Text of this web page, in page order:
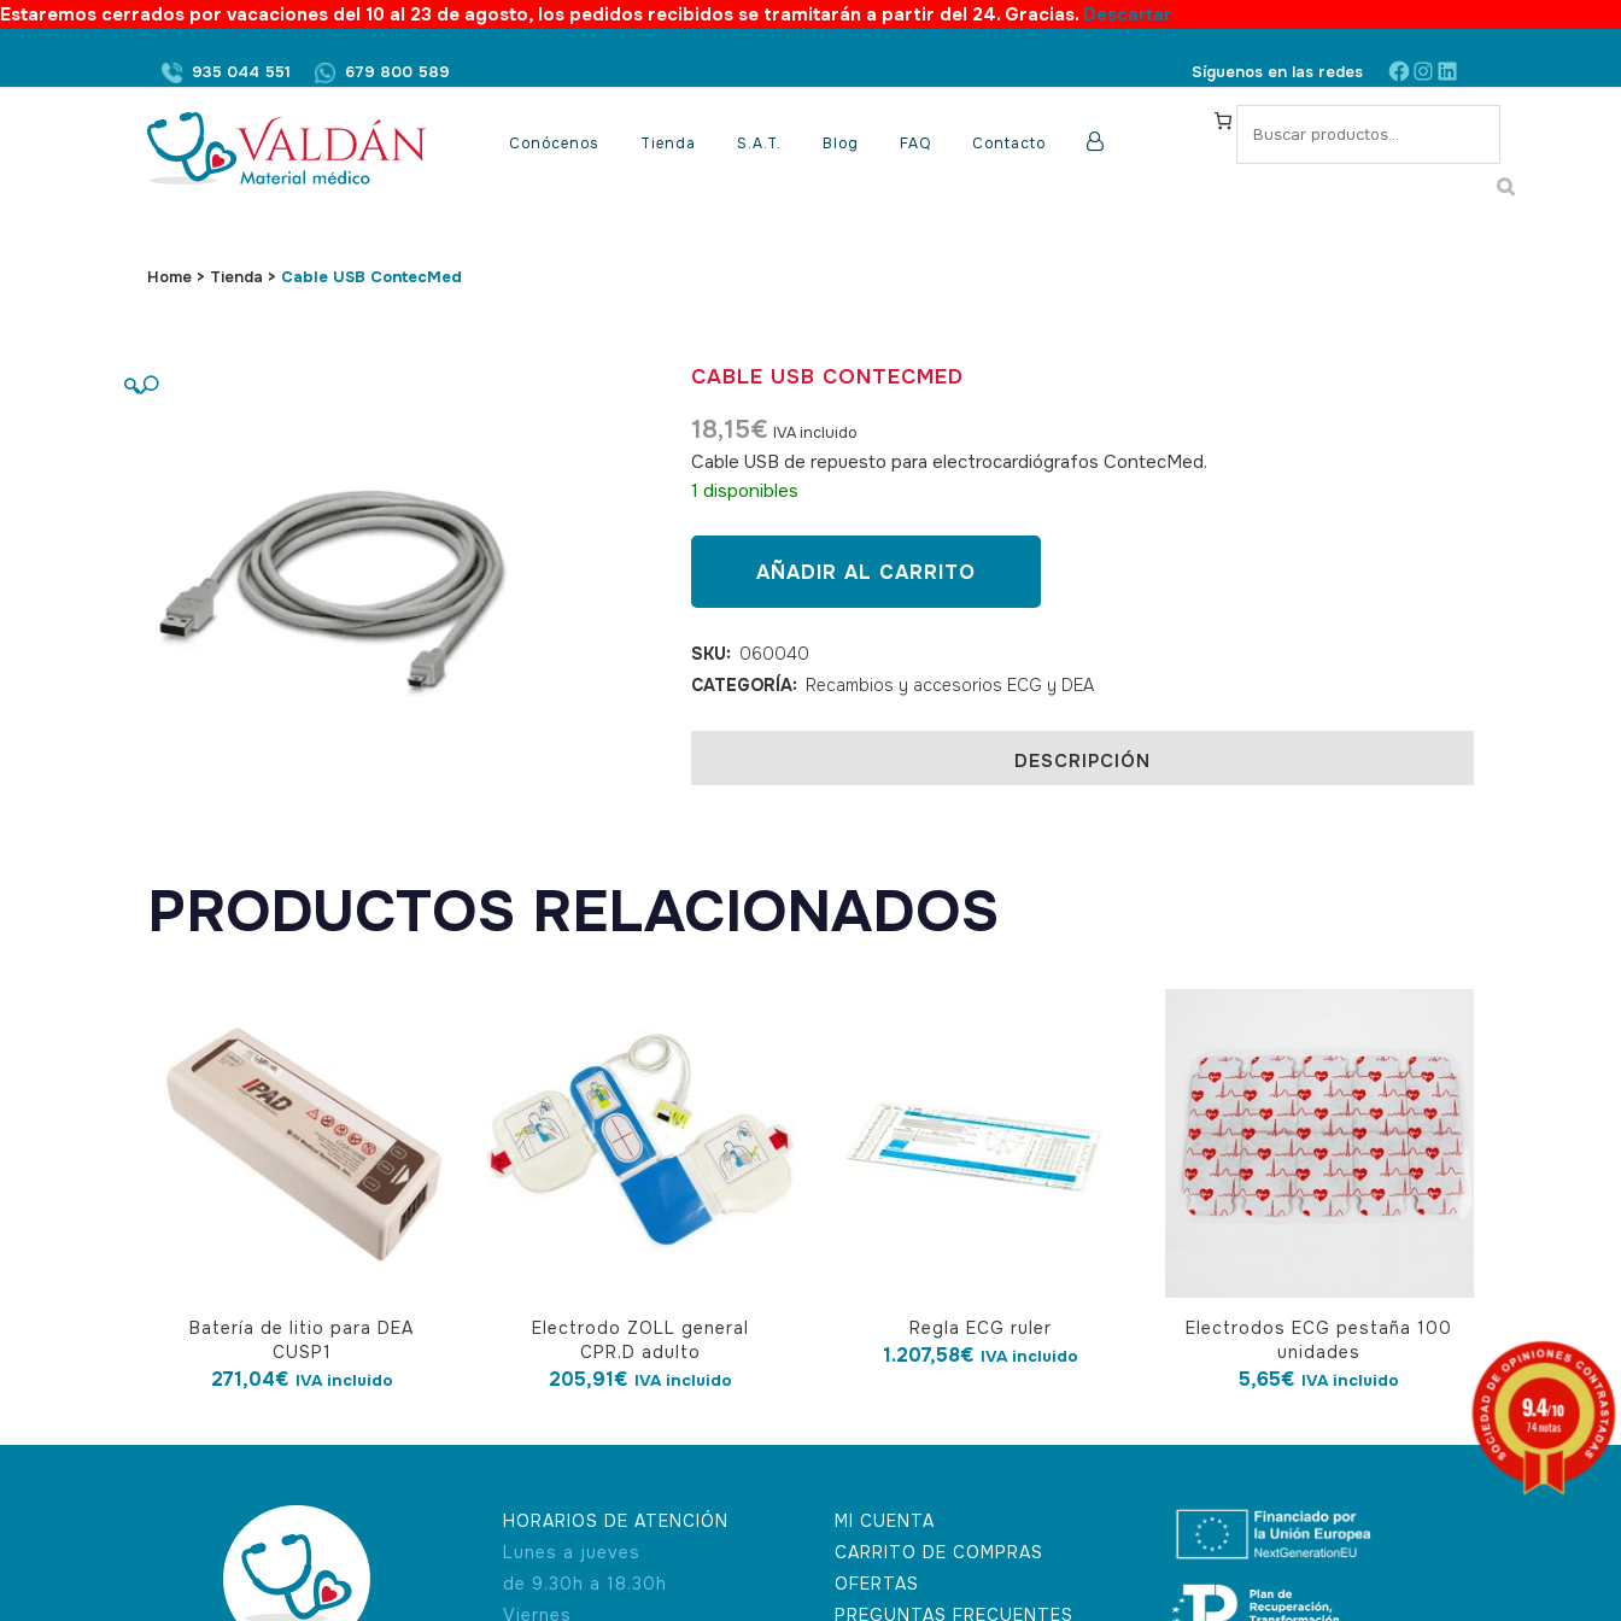
Estaremos cerrados por vacaciones del 10 al 23 de agosto, los pedidos recibidos se tramitarán a partir del 24. Gracias. Descartar
935 044 551 679 800 589 Síguenos en las redes Facebook
Instagram
LinkedIn
S
Conócenos Tienda S.A.T. Blog FAQ Contacto
Home > Tienda > Cable USB ContecMed
🔍 CABLE USB CONTECMED
18,15€ IVA incluido
Cable USB de repuesto para electrocardiógrafos ContecMed.
1 disponibles
USB
ContecMed
quantity
AÑADIR AL CARRITO
SKU: 060040
CATEGORÍA: Recambios y accesorios ECG y DEA
DESCRIPCIÓN
PRODUCTOS RELACIONADOS
Batería de litio para DEA
CUSP1
271,04€ IVA incluido
Electrodo ZOLL general
CPR.D adulto
205,91€ IVA incluido
Regla ECG ruler
1.207,58€ IVA incluido
Electrodos ECG pestaña 100
unidades
5,65€ IVA incluido
HORARIOS DE ATENCIÓN
Lunes a jueves
de 9.30h a 18.30h
Viernes
MI CUENTA
CARRITO DE COMPRAS
OFERTAS
PREGUNTAS FRECUENTES
9.4/10
74 notas